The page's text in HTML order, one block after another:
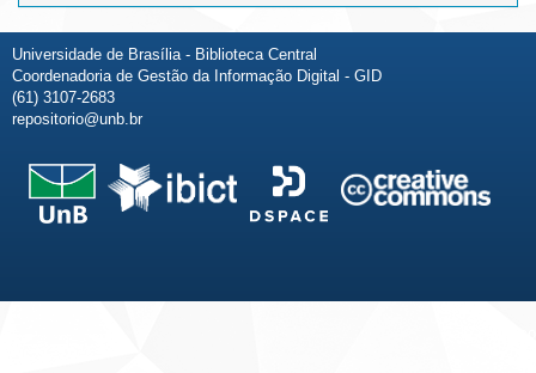
Universidade de Brasília - Biblioteca Central
Coordenadoria de Gestão da Informação Digital - GID
(61) 3107-2683
repositorio@unb.br